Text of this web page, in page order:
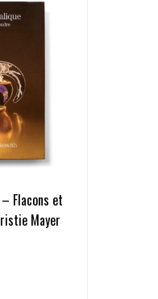
– Flacons et
Mayer